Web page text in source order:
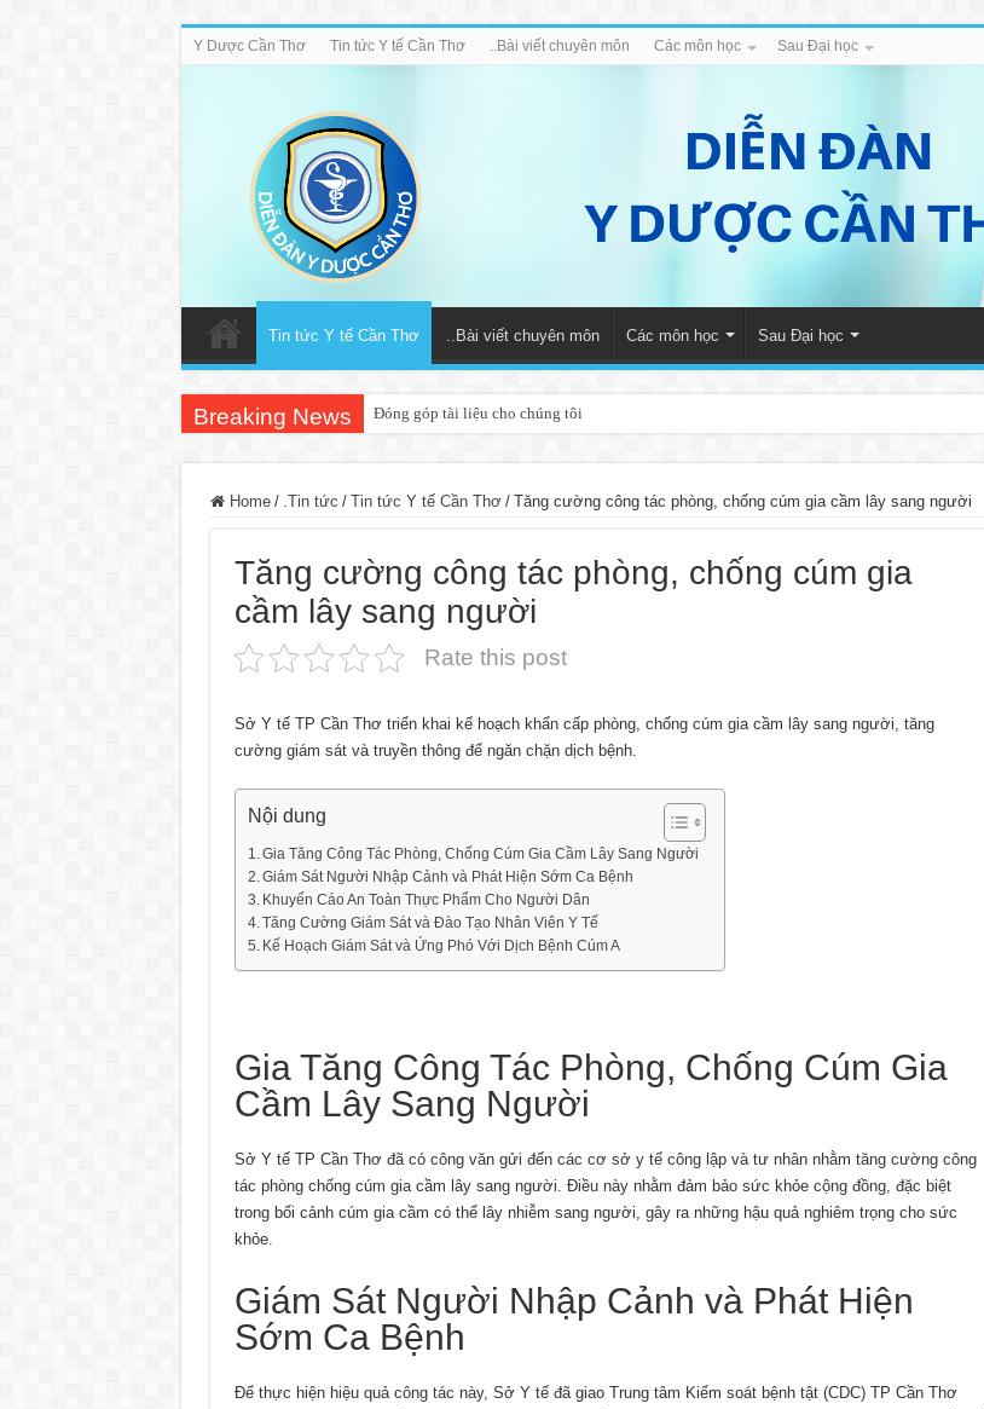
Y Dược Cần Thơ Tin tức Y tế Cần Thơ ..Bài viết chuyên môn Các môn học Sau Đại học
Tin tức Y tế Cần Thơ ..Bài viết chuyên môn Các môn học Sau Đại học
Breaking News Đóng góp tài liệu cho chúng tôi
Home / .Tin tức / Tin tức Y tế Cần Thơ / Tăng cường công tác phòng, chống cúm gia cầm lây sang người
Tăng cường công tác phòng, chống cúm gia
cầm lây sang người
Rate this post
Sở Y tế TP Cần Thơ triển khai kế hoạch khẩn cấp phòng, chống cúm gia cầm lây sang người, tăng
cường giám sát và truyền thông để ngăn chặn dịch bệnh.
Nội dung
Gia Tăng Công Tác Phòng, Chống Cúm Gia Cầm Lây Sang Người
Giám Sát Người Nhập Cảnh và Phát Hiện Sớm Ca Bệnh
Khuyến Cáo An Toàn Thực Phẩm Cho Người Dân
Tăng Cường Giám Sát và Đào Tạo Nhân Viên Y Tế
Kế Hoạch Giám Sát và Ứng Phó Với Dịch Bệnh Cúm A
Gia Tăng Công Tác Phòng, Chống Cúm Gia
Cầm Lây Sang Người
Sở Y tế TP Cần Thơ đã có công văn gửi đến các cơ sở y tế công lập và tư nhân nhằm tăng cường công
tác phòng chống cúm gia cầm lây sang người. Điều này nhằm đảm bảo sức khỏe cộng đồng, đặc biệt
trong bối cảnh cúm gia cầm có thể lây nhiễm sang người, gây ra những hậu quả nghiêm trọng cho sức
khỏe.
Giám Sát Người Nhập Cảnh và Phát Hiện
Sớm Ca Bệnh
Để thực hiện hiệu quả công tác này, Sở Y tế đã giao Trung tâm Kiểm soát bệnh tật (CDC) TP Cần Thơ